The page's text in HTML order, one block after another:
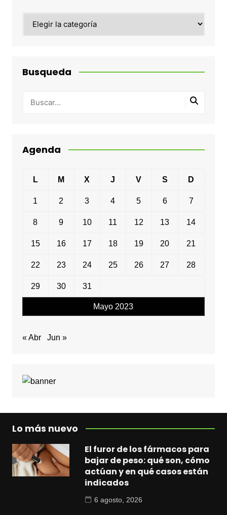
Busqueda
Agenda
Mayo 2023
L M X J V S D
1 2 3 4 5 6 7
8 9 10 11 12 13 14
15 16 17 18 19 20 21
22 23 24 25 26 27 28
29 30 31
« Abr Jun »
Lo más nuevo
El furor de los fármacos para
bajar de peso: qué son, cómo
actúan y en qué casos están
indicados
6 agosto, 2026